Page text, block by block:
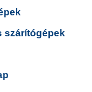
szárítógépek